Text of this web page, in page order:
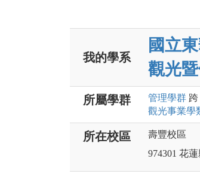
我的學系
國立
觀光
所屬學群 管理學群 跨
觀光事業學
所在校區
壽豐校區
974301 花